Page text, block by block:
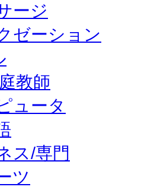
ージ
ゼーション
教師
ュータ
ス/専門
ツ